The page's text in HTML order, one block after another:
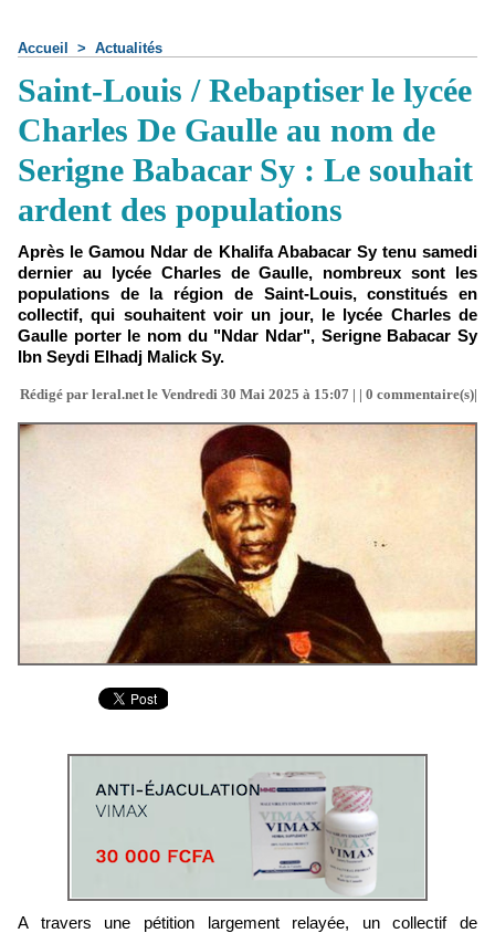
Accueil > Actualités
Saint-Louis / Rebaptiser le lycée
Charles De Gaulle au nom de
Serigne Babacar Sy : Le souhait
ardent des populations
Après le Gamou Ndar de Khalifa Ababacar Sy tenu samedi
dernier au lycée Charles de Gaulle, nombreux sont les
populations de la région de Saint-Louis, constitués en
collectif, qui souhaitent voir un jour, le lycée Charles de
Gaulle porter le nom du "Ndar Ndar", Serigne Babacar Sy
Ibn Seydi Elhadj Malick Sy.
Rédigé par leral.net le Vendredi 30 Mai 2025 à 15:07 | | 0 commentaire(s)|
A travers une pétition largement relayée, un collectif de